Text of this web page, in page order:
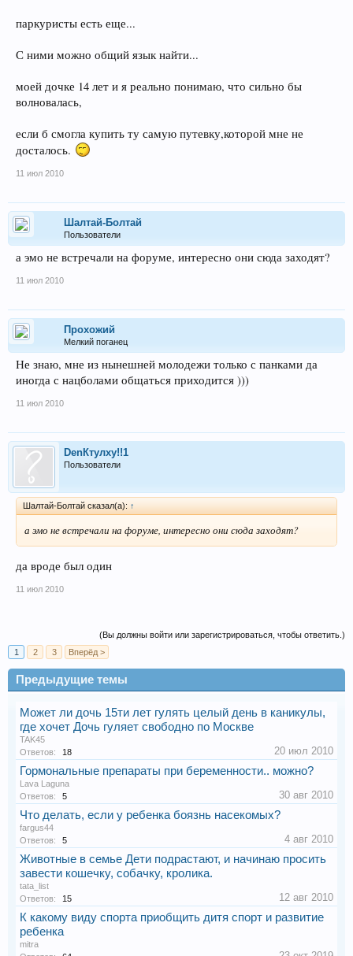
паркуристы есть еще...
С ними можно общий язык найти...
моей дочке 14 лет и я реально понимаю, что сильно бы
волновалась,
если б смогла купить ту самую путевку,которой мне не
досталось.
11 июл 2010
Шалтай-Болтай
Пользователи
а эмо не встречали на форуме, интересно они сюда заходят?
11 июл 2010
Прохожий
Мелкий поганец
Не знаю, мне из нынешней молодежи только с панками да
иногда с нацболами общаться приходится )))
11 июл 2010
DenКтулху!!1
Пользователи
Шалтай-Болтай сказал(а): ↑
а эмо не встречали на форуме, интересно они сюда заходят?
да вроде был один
11 июл 2010
(Вы должны войти или зарегистрироваться, чтобы ответить.)
1
2 3 Вперёд >
Предыдущие темы
Может ли дочь 15ти лет гулять целый день в каникулы,
где хочет Дочь гуляет свободно по Москве
TAK45
Ответов:
18 20 июл 2010
Гормональные препараты при беременности.. можно?
Lava Laguna
Ответов:
5 30 авг 2010
Что делать, если у ребенка боязнь насекомых?
fargus44
Ответов:
5 4 авг 2010
Животные в семье Дети подрастают, и начинаю просить
завести кошечку, собачку, кролика.
tata_list
Ответов:
15 12 авг 2010
К какому виду спорта приобщить дитя спорт и развитие
ребенка
mitra